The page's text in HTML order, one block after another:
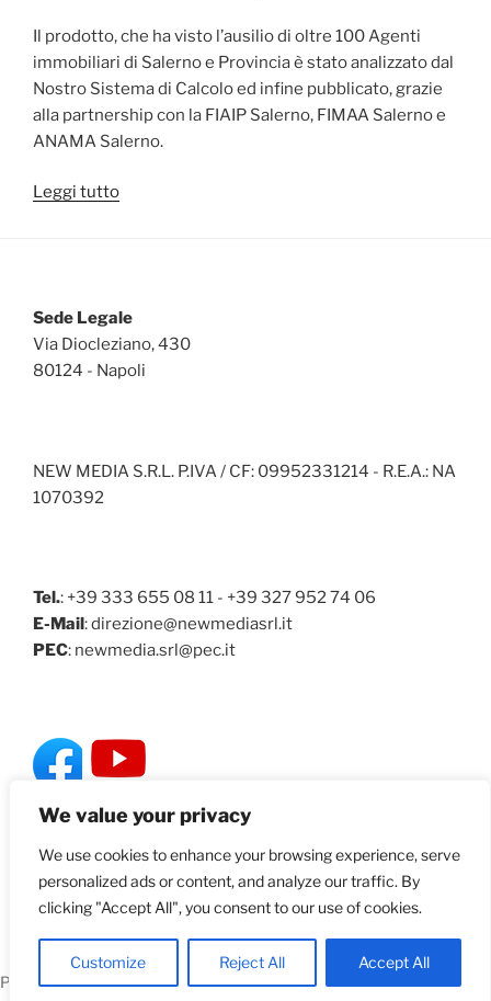
We value your privacy
We use cookies to enhance your browsing experience, serve
personalized ads or content, and analyze our traffic. By
clicking "Accept All", you consent to our use of cookies.
Customize Reject All Accept All
Il prodotto, che ha visto l’ausilio di oltre 100 Agenti
immobiliari di Salerno e Provincia è stato analizzato dal
Nostro Sistema di Calcolo ed infine pubblicato, grazie
alla partnership con la FIAIP Salerno, FIMAA Salerno e
ANAMA Salerno.
Leggi tutto“Presentato
Sede Legale
Via Diocleziano, 430
80124 - Napoli
NEW MEDIA S.R.L. P.IVA / CF: 09952331214 - R.E.A.: NA
1070392
Tel.: +39 333 655 08 11 - +39 327 952 74 06
E-Mail : direzione@newmediasrl.it
PEC: newmedia.srl@pec.it
Segui anche Valori Metroquadro
Proudly powered by WordPress